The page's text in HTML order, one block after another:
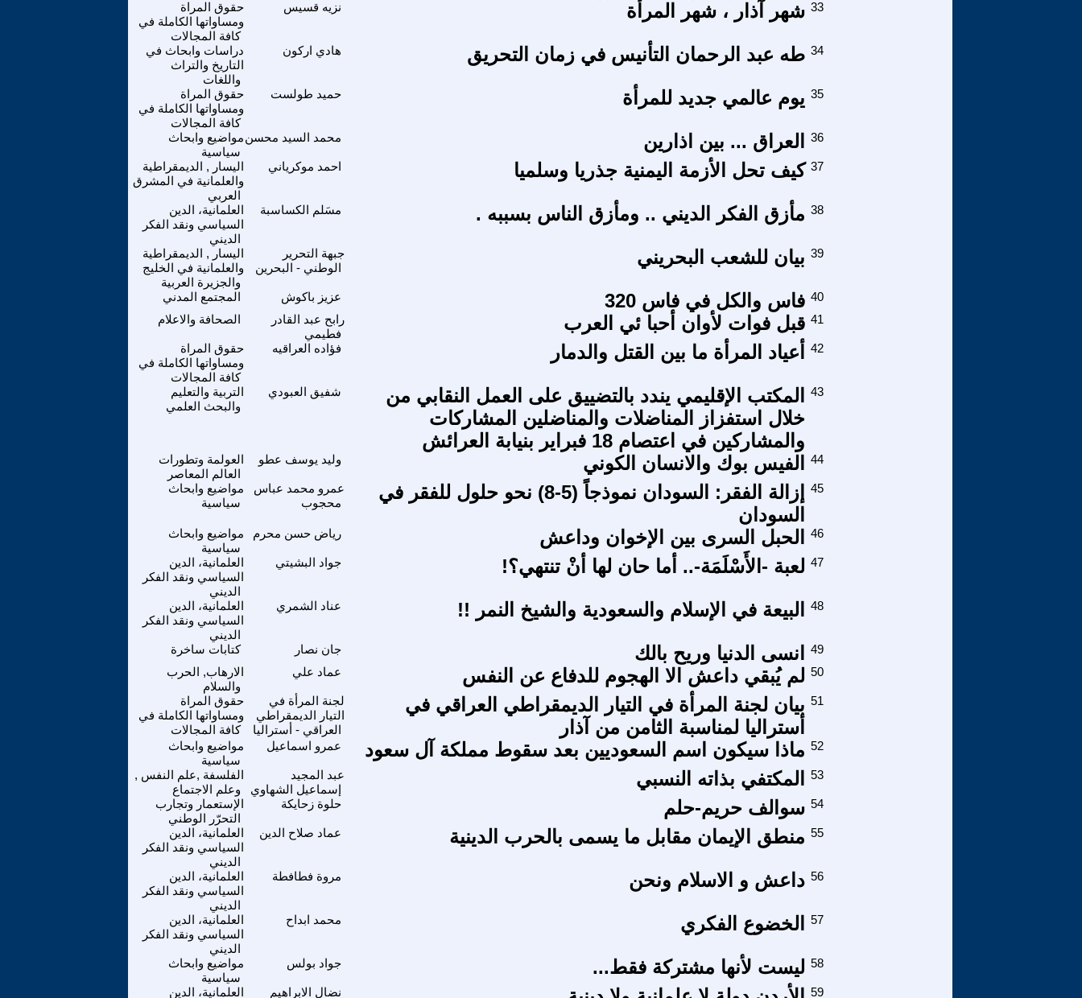
حقوق المراة
ومساواتها الكاملة في
كافة المجالات
نزيه قسيس شهر آذار ، شهر المرأة 33
دراسات وابحاث في
التاريخ والتراث
واللغات
هادي اركون طه عبد الرحمان التأنيس في زمان التحريق 34
حقوق المراة
ومساواتها الكاملة في
كافة المجالات
حميد طولست يوم عالمي جديد للمرأة 35
مواضيع وابحاث
سياسية
محمد السيد محسن العراق ... بين اذارين 36
اليسار , الديمقراطية
والعلمانية في المشرق
العربي
احمد موكرياني كيف تحل الأزمة اليمنية جذريا وسلميا 37
العلمانية، الدين
السياسي ونقد الفكر
الديني
مسَلم الكساسبة مأزق الفكر الديني .. ومأزق الناس بسببه . 38
اليسار , الديمقراطية
والعلمانية في الخليج
والجزيرة العربية
جبهة التحرير
الوطني - البحرين
بيان للشعب البحريني 39
المجتمع المدني عزيز باكوش فاس والكل في فاس 320 40
الصحافة والاعلام
رابح عبد القادر
فطيمي
قبل فوات لأوان أحبا ئي العرب 41
حقوق المراة
ومساواتها الكاملة في
كافة المجالات
فؤاده العراقيه أعياد المرأة ما بين القتل والدمار 42
التربية والتعليم
والبحث العلمي
شفيق العبودي
المكتب الإقليمي يندد بالتضييق على العمل النقابي من
خلال استفزاز المناضلات والمناضلين المشاركات
والمشاركين في اعتصام 18 فبراير بنيابة العرائش
43
العولمة وتطورات
العالم المعاصر
وليد يوسف عطو الفيس بوك والانسان الكوني 44
مواضيع وابحاث
سياسية
عمرو محمد عباس
محجوب
إزالة الفقر: السودان نموذجاً (5-8) نحو حلول للفقر في
السودان
45
مواضيع وابحاث
سياسية
رياض حسن محرم الحبل السرى بين الإخوان وداعش 46
العلمانية، الدين
السياسي ونقد الفكر
الديني
جواد البشيتي لعبة -الأَسْلَمَة-.. أما حان لها أنْ تنتهي؟! 47
العلمانية، الدين
السياسي ونقد الفكر
الديني
عناد الشمري البيعة في الإسلام والسعودية والشيخ النمر !! 48
كتابات ساخرة جان نصار انسى الدنيا وريح بالك
49
الارهاب, الحرب
والسلام
عماد علي لم يُبقي داعش الا الهجوم للدفاع عن النفس 50
حقوق المراة
ومساواتها الكاملة في
كافة المجالات
لجنة المرأة في
التيار الديمقراطي
العراقي - أستراليا
بيان لجنة المرأة في التيار الديمقراطي العراقي في
أستراليا لمناسبة الثامن من آذار
51
مواضيع وابحاث
سياسية
عمرو اسماعيل ماذا سيكون اسم السعوديين بعد سقوط مملكة آل سعود 52
الفلسفة ,علم النفس ,
وعلم الاجتماع
عبد المجيد
إسماعيل الشهاوي
المكتفي بذاته النسبي 53
الإستعمار وتجارب
التحرّر الوطني
حلوة زحايكة سوالف حريم-حلم 54
العلمانية، الدين
السياسي ونقد الفكر
الديني
عماد صلاح الدين منطق الإيمان مقابل ما يسمى بالحرب الدينية 55
العلمانية، الدين
السياسي ونقد الفكر
الديني
مروة فطافطة داعش و الاسلام ونحن 56
العلمانية، الدين
السياسي ونقد الفكر
الديني
محمد ابداح الخضوع الفكري 57
مواضيع وابحاث
سياسية
جواد بولس ليست لأنها مشتركة فقط... 58
العلمانية، الدين نضال الابراهيم 59